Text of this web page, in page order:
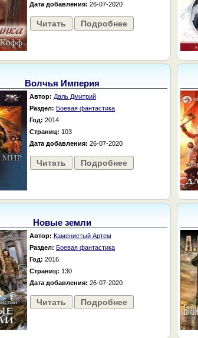
Дата добавления: 26-07-2020
Читать Подробнее
Волчья Империя
Автор: Даль Дмитрий
Раздел: Боевая фантастика
Год: 2014
Страниц: 103
Дата добавления: 26-07-2020
Читать Подробнее
Новые земли
Автор: Каменистый Артем
Раздел: Боевая фантастика
Год: 2016
Страниц: 130
Дата добавления: 26-07-2020
Читать Подробнее